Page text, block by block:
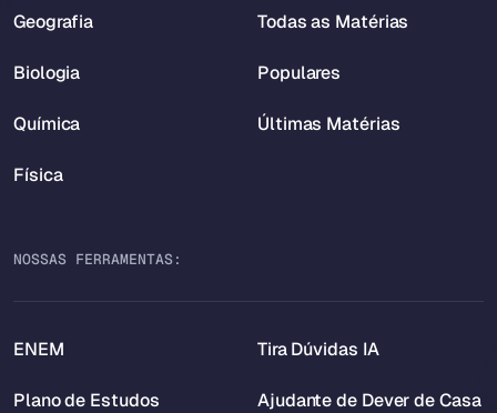
Geografia
Biologia
Química
Física
Todas as Matérias
Populares
Últimas Matérias
NOSSAS FERRAMENTAS:
ENEM
Plano de Estudos
Tira Dúvidas IA
Ajudante de Dever de Casa